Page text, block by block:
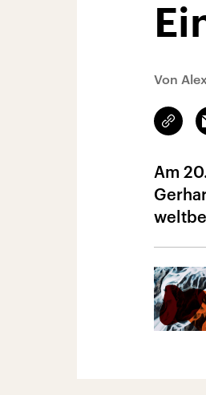
Von
Link
Am